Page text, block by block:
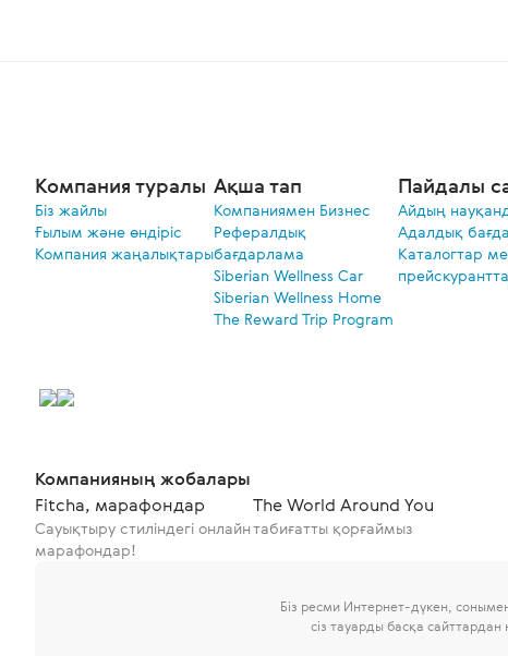
Компания туралы
Біз жайлы
Ғылым және өндіріс
Компания жаңалықтары
Ақша тап
Компаниямен Бизнес
Рефералдық
бағдарлама
Siberian Wellness Car
Siberian Wellness Home
The Reward Trip Program
Пайдалы
Айдың
Адалдық
Каталогтар
Компанияның жобалары
Fitcha, марафондар
Сауықтыру стиліндегі онлайн
марафондар!
The World Around You
табиғатты қорғаймыз
Біз ресми Интернет-дүкен, сонымен
сіз тауарды басқа